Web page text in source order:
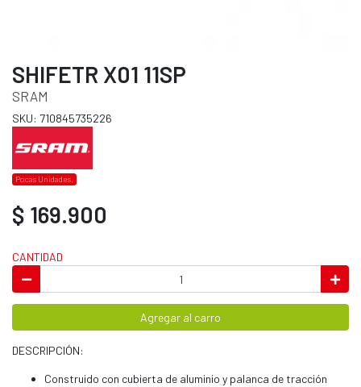
SHIFETR X01 11SP
SRAM
SKU: 710845735226
Pocas Unidades.
$ 169.900
CANTIDAD
Agregar al carro
DESCRIPCIÓN:
Construido con cubierta de aluminio y palanca de tracción